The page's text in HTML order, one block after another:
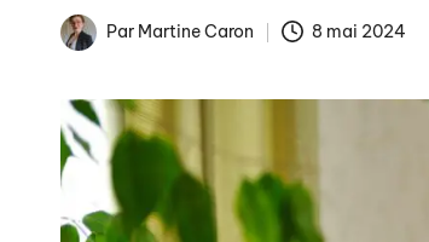
La fin des
Arnaques
Comment
Publicités
Publié
Par Martine Caron 8 mai 2024